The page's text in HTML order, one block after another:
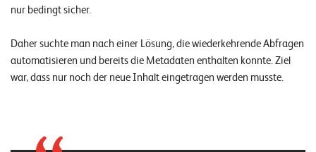
n
t
e
nur bedingt sicher.
Daher suchte man nach einer Lösung, die wiederkehrende Abfragen
automatisieren und bereits die Metadaten enthalten konnte. Ziel
war, dass nur noch der neue Inhalt eingetragen werden musste.